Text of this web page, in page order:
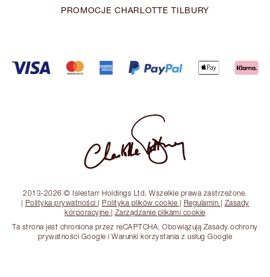
PROMOCJE CHARLOTTE TILBURY
2013-2026 © Islestarr Holdings Ltd. Wszelkie prawa zastrzeżone.
| Polityka prywatności | Polityka plików cookie | Regulamin | Zasady
korporacyjne | Zarządzanie plikami cookie
Ta strona jest chroniona przez reCAPTCHA. Obowiązują Zasady ochrony
prywatności Google i Warunki korzystania z usług Google